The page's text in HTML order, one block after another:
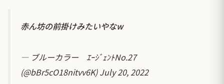
赤ん坊の前掛けみたいやなw
— ブルーカラー ｴｰｼﾞｪﾝﾄNo.27
(@bBr5cO18nitvv6K)July 20, 2022